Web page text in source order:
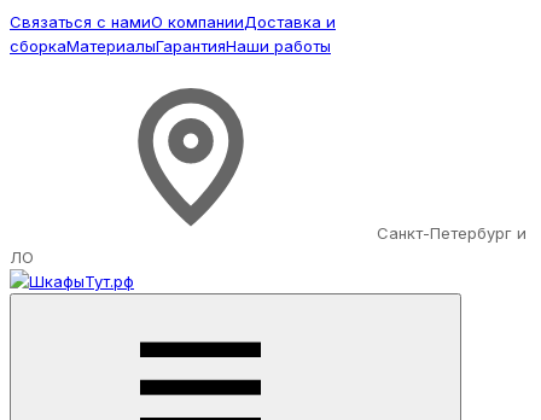
Связаться с намиО компанииДоставка и
сборкаМатериалыГарантияНаши работы
Санкт-Петербург и
ЛО